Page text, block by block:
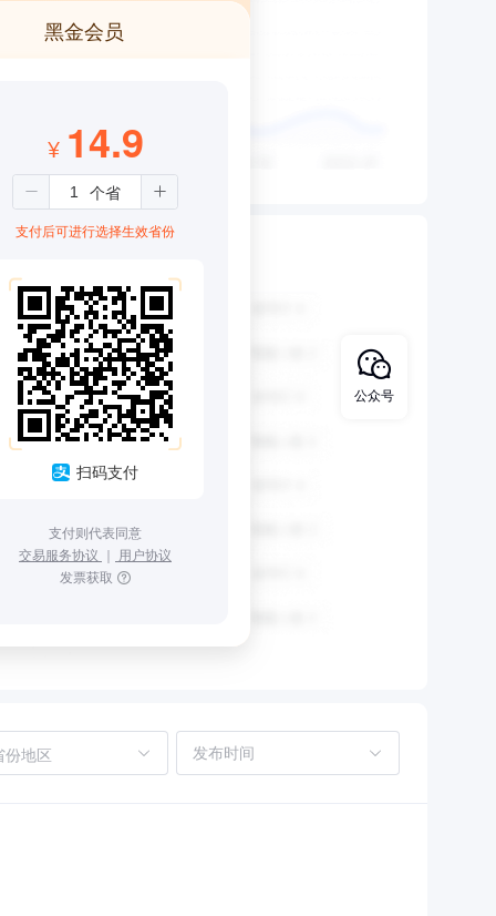
黑金会员
¥ 14.9
支付后可进行选择生效省份
扫码支付
支付则代表同意
交易服务协议 ｜ 用户协议
发票获取
份地区
公众号